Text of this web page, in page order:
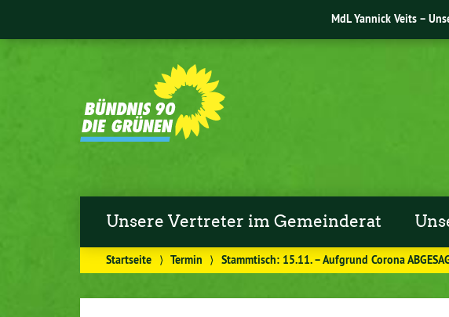
MdL Yannick Veits –
Unsere Vertreter im Gemeinderat
Startseite ⟩ Termin ⟩ Stammtisch: 15.11. – Aufgrund Corona